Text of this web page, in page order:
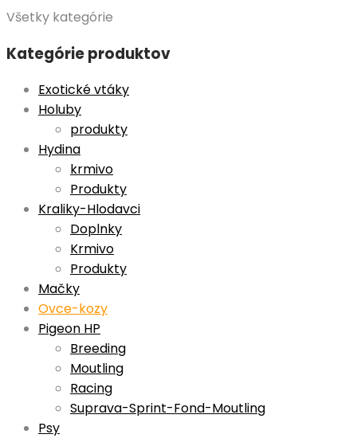
Všetky kategórie
Kategórie produktov
Exotické vtáky
Holuby
produkty
Hydina
krmivo
Produkty
Kraliky-Hlodavci
Doplnky
Krmivo
Produkty
Mačky
Ovce-kozy
Pigeon HP
Breeding
Moutling
Racing
Suprava-Sprint-Fond-Moutling
Psy